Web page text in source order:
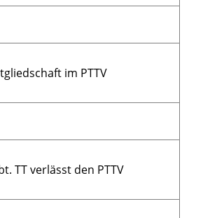
im PTTV
TT verlässt den PTTV